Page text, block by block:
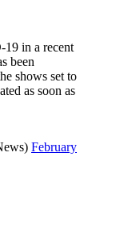
in a recent
been
shows set to
as soon as
February